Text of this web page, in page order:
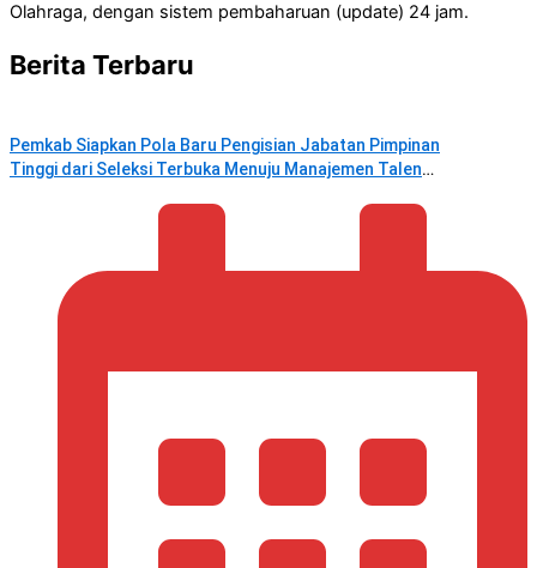
Olahraga, dengan sistem pembaharuan (update) 24 jam.
Berita Terbaru
Pemkab Siapkan Pola Baru Pengisian Jabatan Pimpinan
Tinggi dari Seleksi Terbuka Menuju Manajemen Talenta